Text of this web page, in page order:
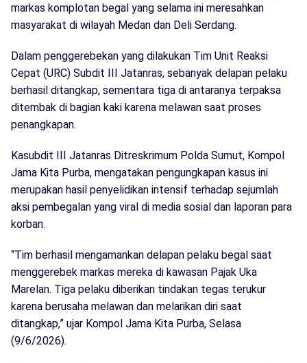
markas komplotan begal yang selama ini meresahkan
masyarakat di wilayah Medan dan Deli Serdang.
Dalam penggerebekan yang dilakukan Tim Unit Reaksi
Cepat (URC) Subdit III Jatanras, sebanyak delapan pelaku
berhasil ditangkap, sementara tiga di antaranya terpaksa
ditembak di bagian kaki karena melawan saat proses
penangkapan.
Kasubdit III Jatanras Ditreskrimum Polda Sumut, Kompol
Jama Kita Purba, mengatakan pengungkapan kasus ini
merupakan hasil penyelidikan intensif terhadap sejumlah
aksi pembegalan yang viral di media sosial dan laporan para
korban.
“Tim berhasil mengamankan delapan pelaku begal saat
menggerebek markas mereka di kawasan Pajak Uka
Marelan. Tiga pelaku diberikan tindakan tegas terukur
karena berusaha melawan dan melarikan diri saat
ditangkap,” ujar Kompol Jama Kita Purba, Selasa
(9/6/2026).